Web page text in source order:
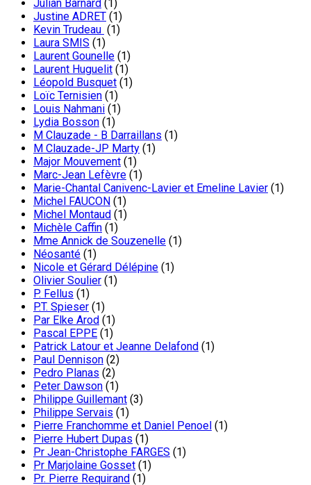
Julian Barnard (1)
Justine ADRET (1)
Kevin Trudeau (1)
Laura SMIS (1)
Laurent Gounelle (1)
Laurent Huguelit (1)
Léopold Busquet (1)
Loïc Ternisien (1)
Louis Nahmani (1)
Lydia Bosson (1)
M Clauzade - B Darraillans (1)
M Clauzade-JP Marty (1)
Major Mouvement (1)
Marc-Jean Lefèvre (1)
Marie-Chantal Canivenc-Lavier et Emeline Lavier (1)
Michel FAUCON (1)
Michel Montaud (1)
Michèle Caffin (1)
Mme Annick de Souzenelle (1)
Néosanté (1)
Nicole et Gérard Délépine (1)
Olivier Soulier (1)
P. Fellus (1)
P.T. Spieser (1)
Par Elke Arod (1)
Pascal EPPE (1)
Patrick Latour et Jeanne Delafond (1)
Paul Dennison (2)
Pedro Planas (2)
Peter Dawson (1)
Philippe Guillemant (3)
Philippe Servais (1)
Pierre Franchomme et Daniel Penoel (1)
Pierre Hubert Dupas (1)
Pr Jean-Christophe FARGES (1)
Pr Marjolaine Gosset (1)
Pr. Pierre Requirand (1)